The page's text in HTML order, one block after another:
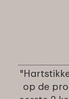
op de